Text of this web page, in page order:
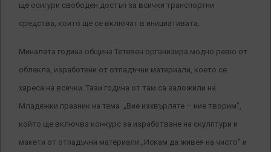
ще осигури свободен достъп за всички транспортни
средства, които ще се включат в инициативата.
Миналата година община Тетевен организира модно ревю от
облекла, изработени от отпадъчни материали, което се
хареса на всички. Тази година от там са заложили на
Младежки празник на тема „Вие изхвърляте – ние творим”,
който ще включва конкурс за изработване на скулптури и
макети от отпадъчни материали „Искам да живея на чисто” и